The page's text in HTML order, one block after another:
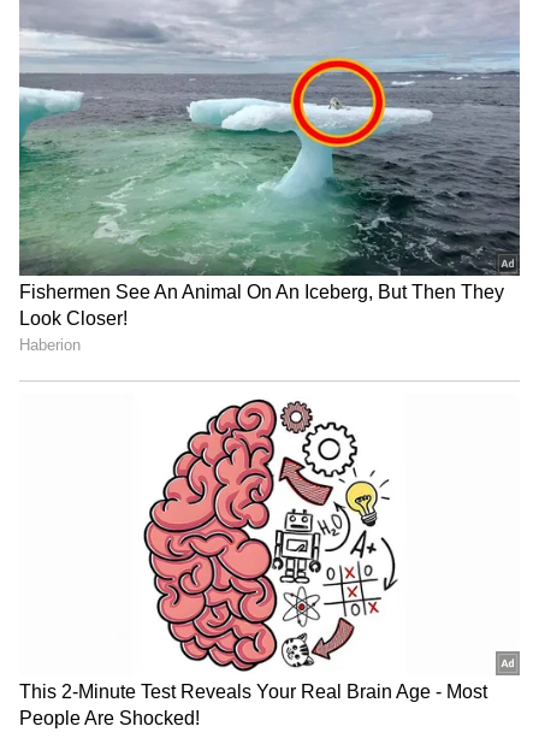
3
Image Credit :Instagram
Raja Shivaji Now Targets the Rs 100 Crore
ಈ ಚಿತ್ರವು ಈಗ ಬಹುನಿರೀಕ್ಷಿತ 100 ಕೋಟಿ ರೂ. ಕ್ಲಬ್‌ನತ್ತ
ವೇಗವಾಗಿ ಸಾಗುತ್ತಿದೆ. ಮರಾಠಿ ಚಿತ್ರರಂಗದಲ್ಲಿ ಈ ಹಿಂದೆ
'ಸೈರಾಟ್' ಚಿತ್ರ ಮಾತ್ರ ಈ ಸಾಧನೆ ಮಾಡಿತ್ತು. ಈಗಿನ
ಗಳಿಕೆಯ ವೇಗ ಮುಂದುವರಿದರೆ, 'ರಾಜಾ ಶಿವಾಜಿ' ಶೀಘ್ರದಲ್ಲೇ
100 ಕೋಟಿ ಕ್ಲಬ್ ಸೇರಿದ ಮರಾಠಿ ಚಿತ್ರರಂಗದ ಎರಡನೇ
ಸಿನಿಮಾ ಎಂಬ ಇತಿಹಾಸ ಬರೆಯಲಿದೆ.
ರಿತೇಶ್ ದೇಶಮುಖ್ ಅವರೇ ನಿರ್ದೇಶಿಸಿ, ಛತ್ರಪತಿ ಶಿವಾಜಿ
ಮಹಾರಾಜರ ಪಾತ್ರದಲ್ಲಿ ನಟಿಸಿದ್ದಾರೆ. ಚಿತ್ರದ ಭವ್ಯವಾದ
ಕಥಾಹಂದರ, ಆಕ್ಷನ್ ದೃಶ್ಯಗಳು ಮತ್ತು ಮರಾಠ ಯೋಧನ